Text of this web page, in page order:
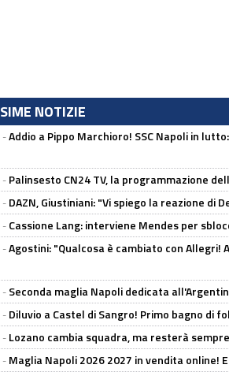
NOTIZIE
-Addio a Pippo Marchioro! SSC Napoli in
- Palinsesto CN24 TV, la programmazione
- DAZN, Giustiniani: "Vi spiego la reazione di
- Cassione Lang: interviene Mendes per
-Agostini: "Qualcosa è cambiato con Allegri!
- Seconda maglia Napoli dedicata
- Diluvio a Castel di Sangro! Primo bagno di
- Lozano cambia squadra, ma resterà
- Maglia Napoli 2026 2027 in vendita online!